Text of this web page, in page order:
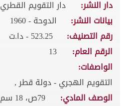
دار النشر:
دار التقويم القطري
بيانات النشر:
الدوحة - 1960
رقم التصنيف:
523.25 - دا.ت
الرقم العام:
13
الواصفات:
التقويم الهجري - دولة قطر ,
الوصف المادي:
79ص، 18 سم